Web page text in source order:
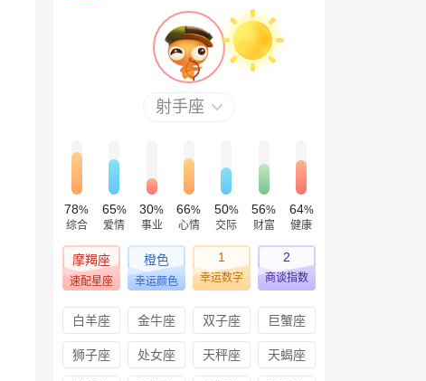
射手座
78%
综合
65%
爱情
30%
事业
66%
心情
50%
交际
56%
财富
64%
健康
摩羯座
速配星座
橙色
幸运颜色
1
幸运数字
2
商谈指数
白羊座 金牛座 双子座 巨蟹座
狮子座 处女座 天秤座 天蝎座